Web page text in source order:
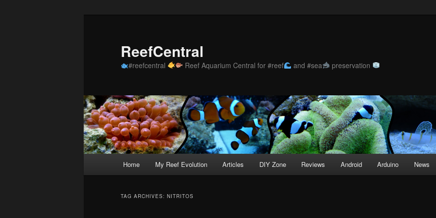
ReefCentral
#reefcentral Reef Aquarium Central for #reef and #sea preservation
Home My Reef Evolution Articles DIY Zone Reviews Android Arduino News
TAG ARCHIVES: NITRITOS